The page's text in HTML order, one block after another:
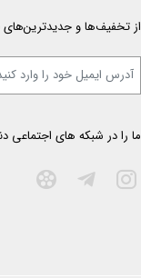
از تخفیف‌ها و جدیدترین‌های
ما را در شبکه های اجتماعی